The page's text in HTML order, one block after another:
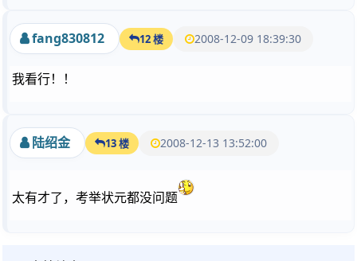
fang830812 12 楼 2008-12-09 18:39:30
我看行！！
陆绍金 13 楼 2008-12-13 13:52:00
太有才了，考举状元都没问题